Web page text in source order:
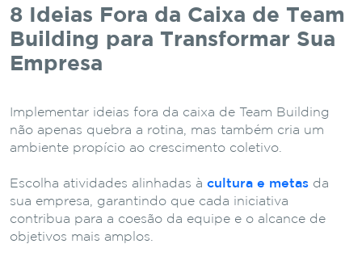
8 Ideias Fora da Caixa de Team
Building para Transformar Sua
Empresa
Implementar ideias fora da caixa de Team Building
não apenas quebra a rotina, mas também cria um
ambiente propício ao crescimento coletivo.
Escolha atividades alinhadas à cultura e metas da
sua empresa, garantindo que cada iniciativa
contribua para a coesão da equipe e o alcance de
objetivos mais amplos.